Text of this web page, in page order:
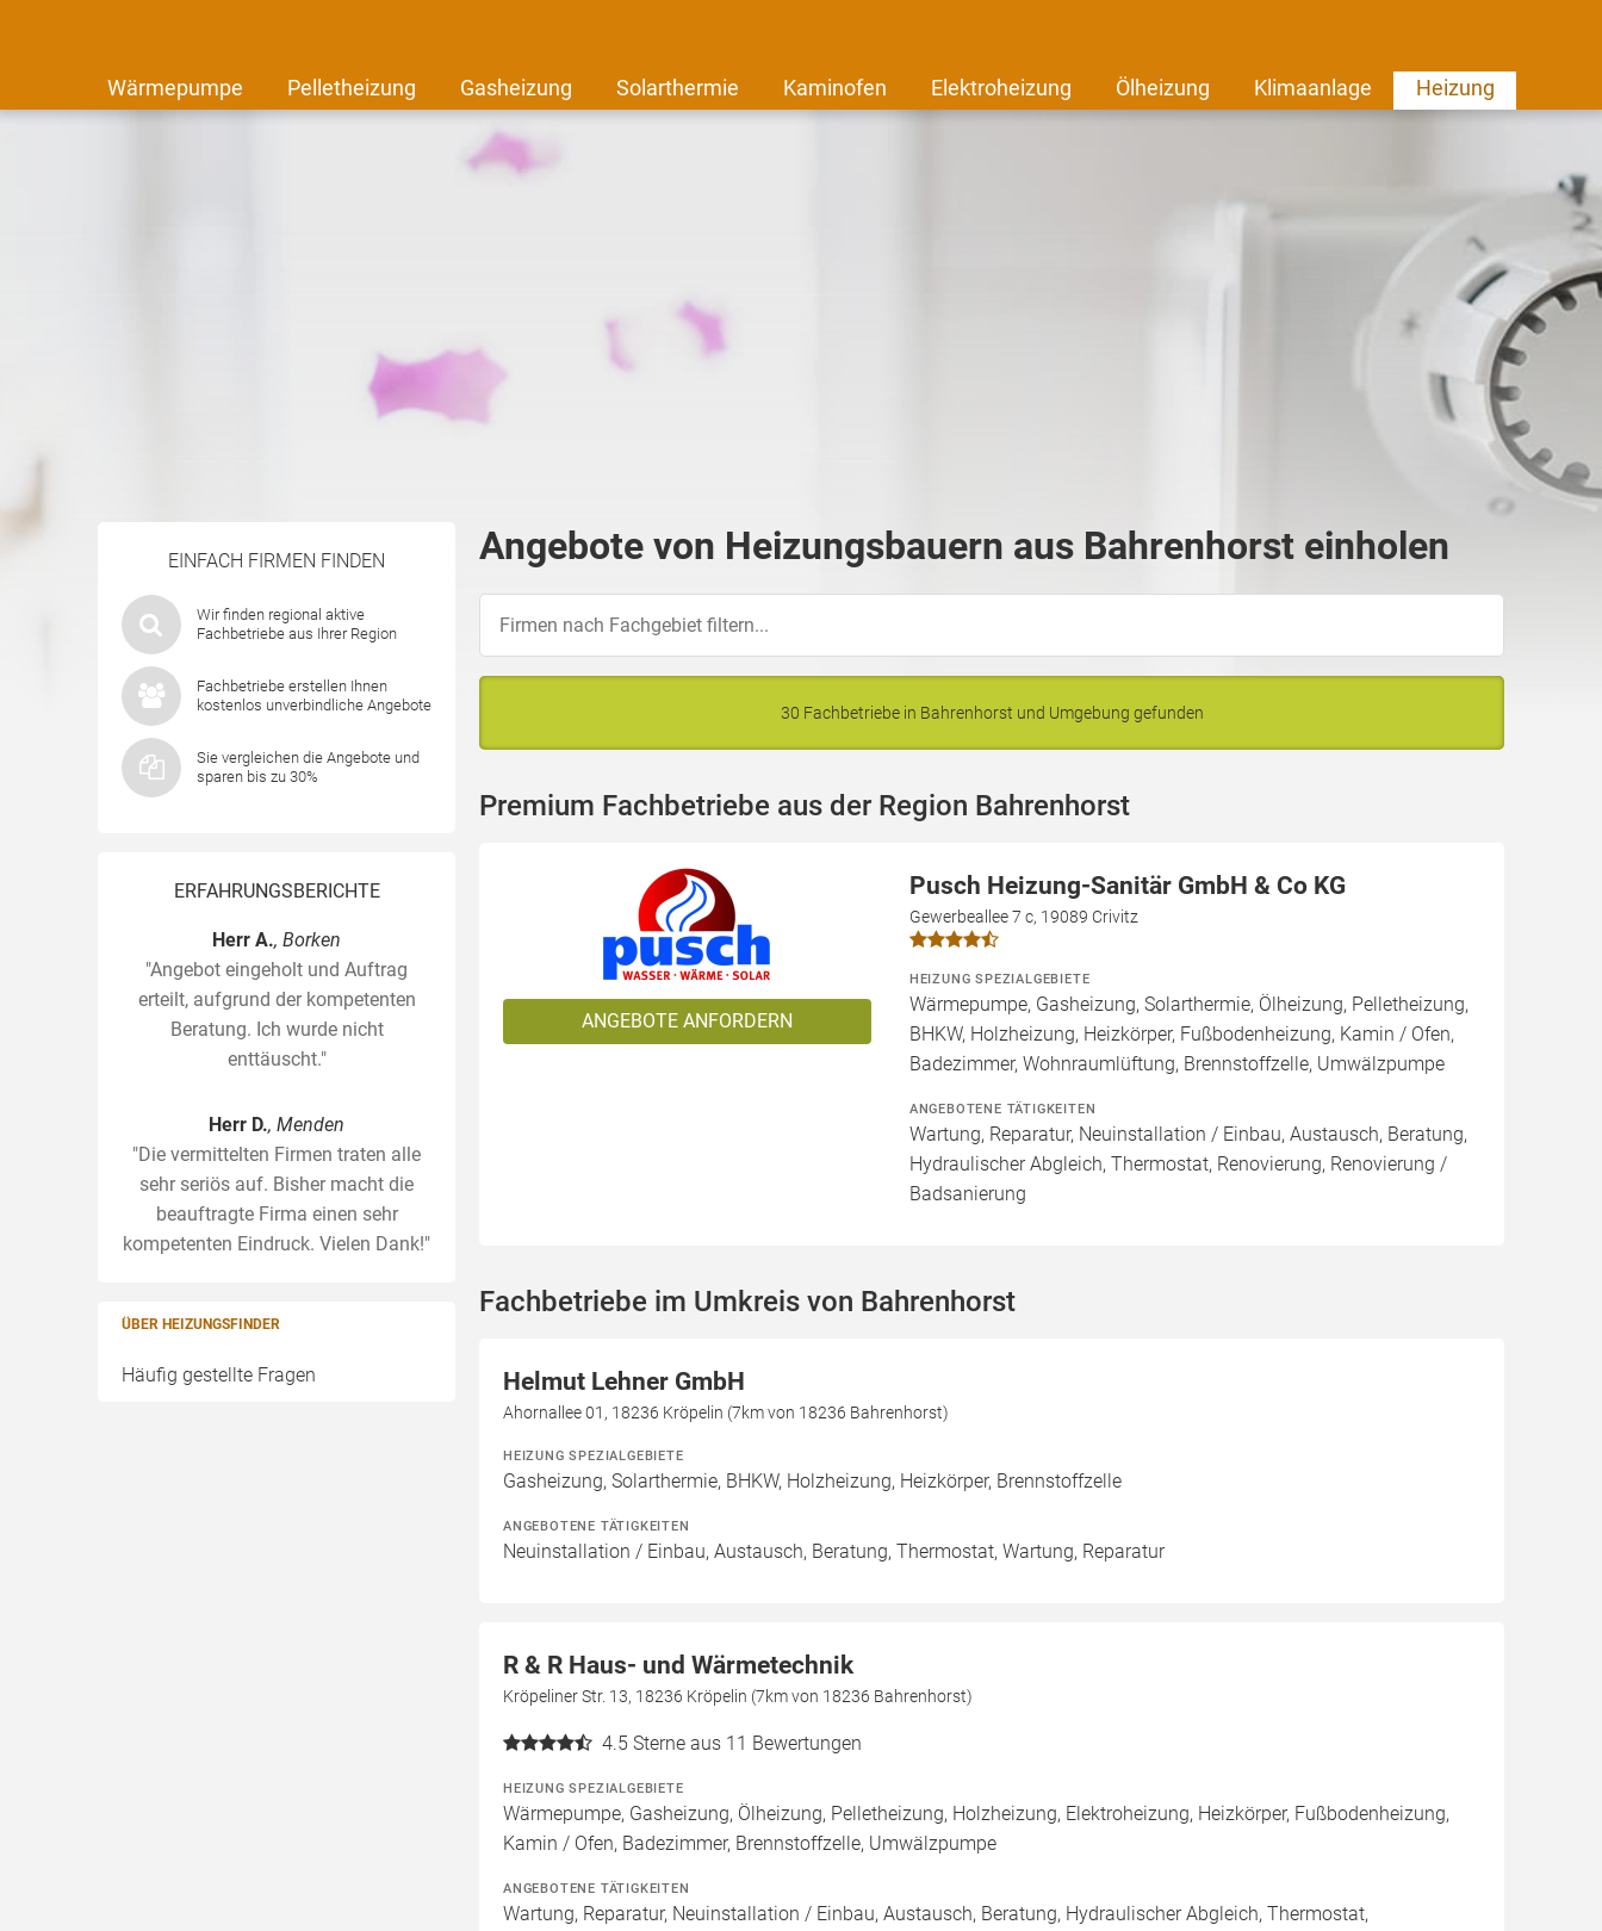
Wärmepumpe Pelletheizung Gasheizung Solarthermie Kaminofen Elektroheizung Ölheizung Klimaanlage Heizung
EINFACH FIRMEN FINDEN
Wir finden regional aktive
Fachbetriebe aus Ihrer Region
Fachbetriebe erstellen Ihnen
kostenlos unverbindliche Angebote
Sie vergleichen die Angebote und
sparen bis zu 30%
ERFAHRUNGSBERICHTE
Herr A., Borken
"Angebot eingeholt und Auftrag
erteilt, aufgrund der kompetenten
Beratung. Ich wurde nicht
enttäuscht."
Herr D., Menden
"Die vermittelten Firmen traten alle
sehr seriös auf. Bisher macht die
beauftragte Firma einen sehr
kompetenten Eindruck. Vielen Dank!"
ÜBER HEIZUNGSFINDER
Häufig gestellte Fragen
Angebote von Heizungsbauern aus Bahrenhorst einholen
30 Fachbetriebe in Bahrenhorst und Umgebung gefunden
Premium Fachbetriebe aus der Region Bahrenhorst
ANGEBOTE ANFORDERN
Pusch Heizung-Sanitär GmbH & Co KG
Gewerbeallee 7 c, 19089 Crivitz
HEIZUNG SPEZIALGEBIETE
Wärmepumpe, Gasheizung, Solarthermie, Ölheizung, Pelletheizung,
BHKW, Holzheizung, Heizkörper, Fußbodenheizung, Kamin / Ofen,
Badezimmer, Wohnraumlüftung, Brennstoffzelle, Umwälzpumpe
ANGEBOTENE TÄTIGKEITEN
Wartung, Reparatur, Neuinstallation / Einbau, Austausch, Beratung,
Hydraulischer Abgleich, Thermostat, Renovierung, Renovierung /
Badsanierung
Fachbetriebe im Umkreis von Bahrenhorst
Helmut Lehner GmbH
Ahornallee 01, 18236 Kröpelin (7km von 18236 Bahrenhorst)
HEIZUNG SPEZIALGEBIETE
Gasheizung, Solarthermie, BHKW, Holzheizung, Heizkörper, Brennstoffzelle
ANGEBOTENE TÄTIGKEITEN
Neuinstallation / Einbau, Austausch, Beratung, Thermostat, Wartung, Reparatur
R & R Haus- und Wärmetechnik
Kröpeliner Str. 13, 18236 Kröpelin (7km von 18236 Bahrenhorst)
4.5 Sterne aus 11 Bewertungen
HEIZUNG SPEZIALGEBIETE
Wärmepumpe, Gasheizung, Ölheizung, Pelletheizung, Holzheizung, Elektroheizung, Heizkörper, Fußbodenheizung,
Kamin / Ofen, Badezimmer, Brennstoffzelle, Umwälzpumpe
ANGEBOTENE TÄTIGKEITEN
Wartung, Reparatur, Neuinstallation / Einbau, Austausch, Beratung, Hydraulischer Abgleich, Thermostat,